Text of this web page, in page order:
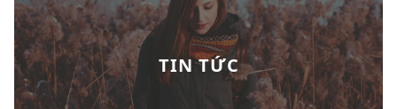
TIN TỨC